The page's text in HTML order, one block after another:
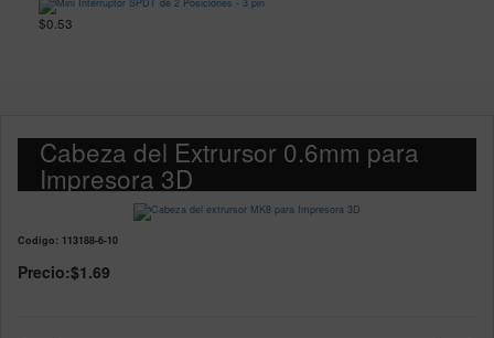
$0.53
Cabeza del Extrursor 0.6mm para
Impresora 3D
Codigo: 113188-6-10
Precio:$1.69